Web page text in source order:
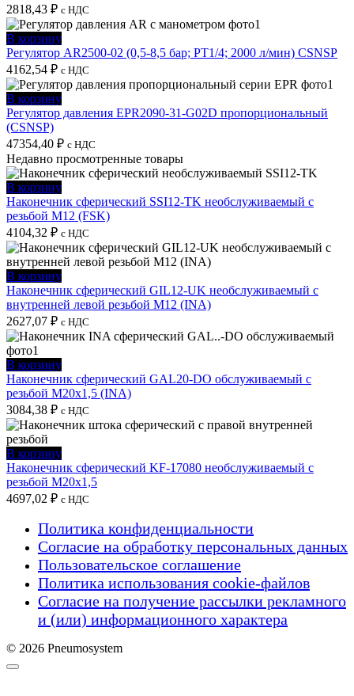
2818,43 ₽ с НДС
В корзину
Регулятор AR2500-02 (0,5-8,5 бар; PT1/4; 2000 л/мин) CSNSP
4162,54 ₽ с НДС
В корзину
Регулятор давления EPR2090-31-G02D пропорциональный
(CSNSP)
47354,40 ₽ с НДС
Недавно просмотренные товары
В корзину
Наконечник сферический SSI12-TK необслуживаемый с
резьбой M12 (FSK)
4104,32 ₽ с НДС
В корзину
Наконечник сферический GIL12-UK необслуживаемый с
внутренней левой резьбой M12 (INA)
2627,07 ₽ с НДС
В корзину
Наконечник сферический GAL20-DO обслуживаемый с
резьбой M20x1,5 (INA)
3084,38 ₽ с НДС
В корзину
Наконечник сферический KF-17080 необслуживаемый с
резьбой M20x1,5
4697,02 ₽ с НДС
Политика конфиденциальности
Согласие на обработку персональных данных
Пользовательское соглашение
Политика использования cookie-файлов
Согласие на получение рассылки рекламного
и (или) информационного характера
© 2026 Pneumosystem